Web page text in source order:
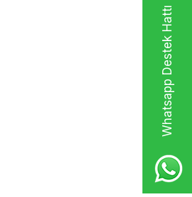
Whatsapp Destek Hattı